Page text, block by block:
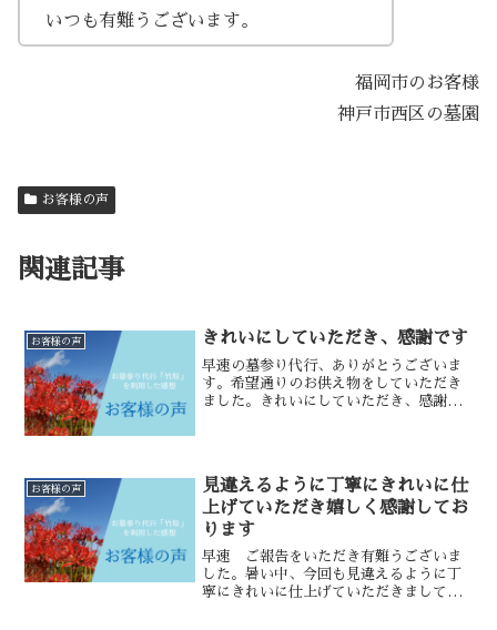
いつも有難うございます。
福岡市のお客様
神戸市西区の墓園
お客様の声
関連記事
お客様の声 きれいにしていただき、感謝です
早速の墓参り代行、ありがとうございま
す。希望通りのお供え物をしていただき
ました。きれいにしていただき、感謝で
お客様の声
見違えるように丁寧にきれいに仕
上げていただき嬉しく感謝してお
ります
早速 ご報告をいただき有難うございま
した。暑い中、今回も見違えるように丁
寧にきれいに仕上げていただきまして、